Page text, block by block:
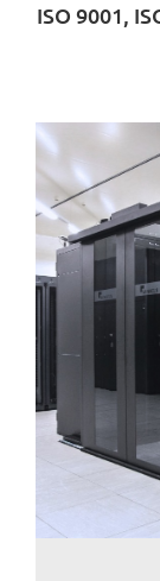
TELEFONI
Pagesa e
За Неотел
ISO 9001,